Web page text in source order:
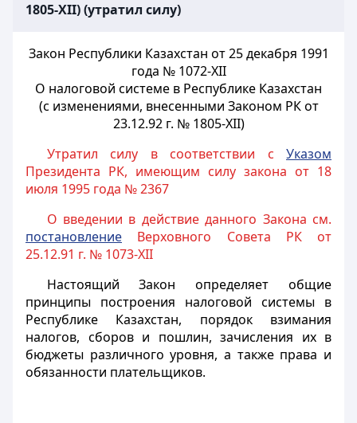
1805-XII) (утратил силу)
Закон Республики Казахстан от 25 декабря 1991
года № 1072-XII
О налоговой системе в Республике Казахстан
(с изменениями, внесенными Законом РК от
23.12.92 г. № 1805-XII)
Утратил силу в соответствии с Указом
Президента РК, имеющим силу закона от 18
июля 1995 года № 2367
О введении в действие данного Закона см.
постановление Верховного Совета РК от
25.12.91 г. № 1073-XII
Настоящий Закон определяет общие
принципы построения налоговой системы в
Республике Казахстан, порядок взимания
налогов, сборов и пошлин, зачисления их в
бюджеты различного уровня, а также права и
обязанности плательщиков.